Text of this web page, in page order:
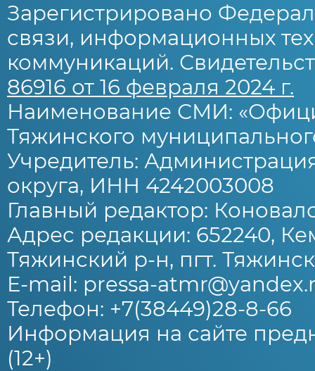
Зарегистрировано
связи, информационных
коммуникаций.
86916 от 16 февраля 2024 г.
Наименование СМИ:
Тяжинского
Учредитель:
округа, ИНН 4242003008
Главный редактор:
Адрес редакции: 652240,
Тяжинский р-н, пгт.
E-mail: pressa-
Телефон: +7(38449)28-8-66
Информация на сайте
(12+)